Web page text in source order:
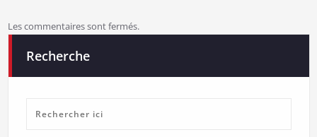
Les commentaires sont fermés.
Recherche